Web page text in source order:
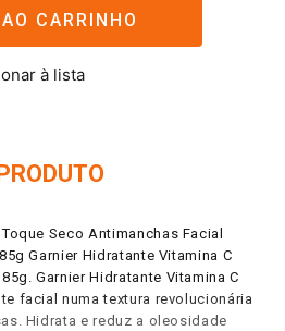
CARRINHO
Seco Antimanchas Facial
Garnier Hidratante Vitamina C
Garnier Hidratante Vitamina C
facial numa textura revolucionária
Hidrata e reduz a oleosidade